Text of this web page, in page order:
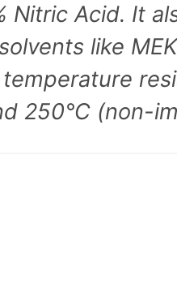
Nitric Acid. It
like
250°C (non-